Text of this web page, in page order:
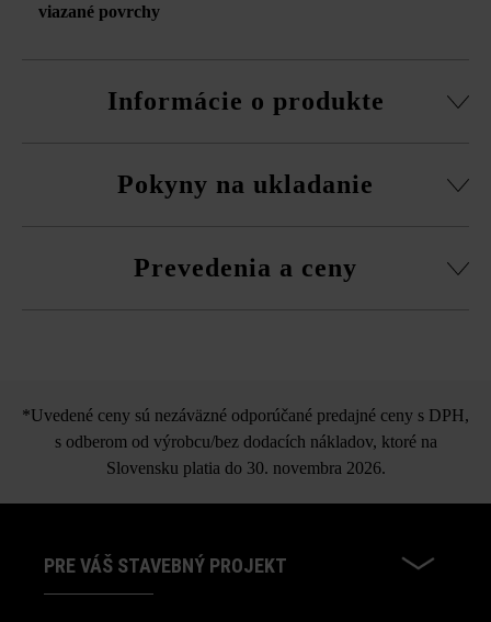
viazané povrchy
Informácie o produkte
Dodržujte prosím pokyny na inštaláciu a technické listy
Pokyny na ukladanie
z viacerých paliet a vrstiev, aby ste získali prirodzenú,
Prevedenia a ceny
*Uvedené ceny sú nezáväzné odporúčané predajné ceny s DPH,
s odberom od výrobcu/bez dodacích nákladov, ktoré na
Slovensku platia do 30. novembra 2026.
PRE VÁŠ STAVEBNÝ PROJEKT